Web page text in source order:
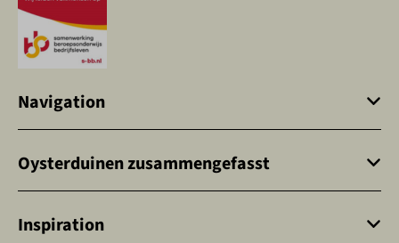
Navigation
Oysterduinen zusammengefasst
Inspiration